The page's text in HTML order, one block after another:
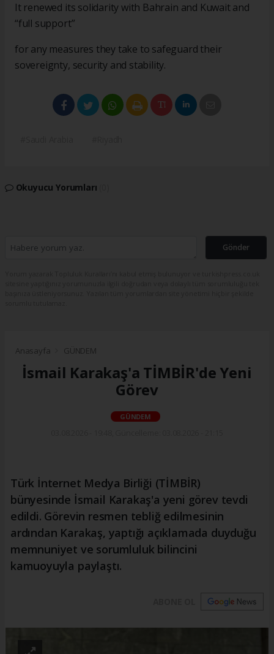
It renewed its solidarity with Bahrain and Kuwait and
“full support”
for any measures they take to safeguard their
sovereignty, security and stability.
Okuyucu Yorumları
Gönder
Anasayfa GÜNDEM
İsmail Karakaş'a TİMBİR'de Yeni
Görev
GÜNDEM
Türk İnternet Medya Birliği (TİMBİR)
bünyesinde İsmail Karakaş'a yeni görev tevdi
edildi. Görevin resmen tebliğ edilmesinin
ardından Karakaş, yaptığı açıklamada duyduğu
memnuniyet ve sorumluluk bilincini
kamuoyuyla paylaştı.